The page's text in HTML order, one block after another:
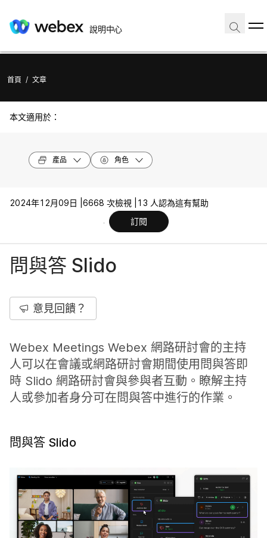
說明中心
首頁 / 文章
本文適用於：
產品 角色
2024年12月09日 | 6668 次檢視 |
13 人認為這有幫助
訂閱
問與答 Slido
意見回饋？
Webex Meetings Webex 網路研討會的主持
人可以在會議或網路研討會期間使用問與答即
時 Slido 網路研討會與參與者互動。瞭解主持
人或參加者身分可在問與答中進行的作業。
問與答 Slido